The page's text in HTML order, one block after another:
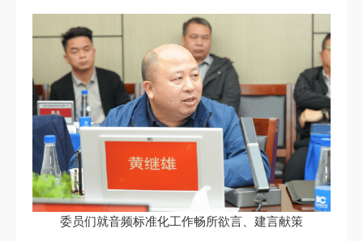
委员们就音频标准化工作畅所欲言、建言献策